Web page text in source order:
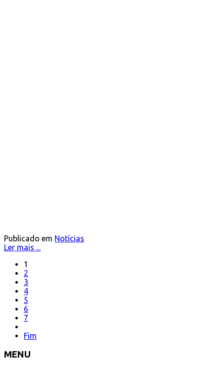
Publicado em Notícias
Ler mais ...
1
2
3
4
5
6
7
Fim
MENU